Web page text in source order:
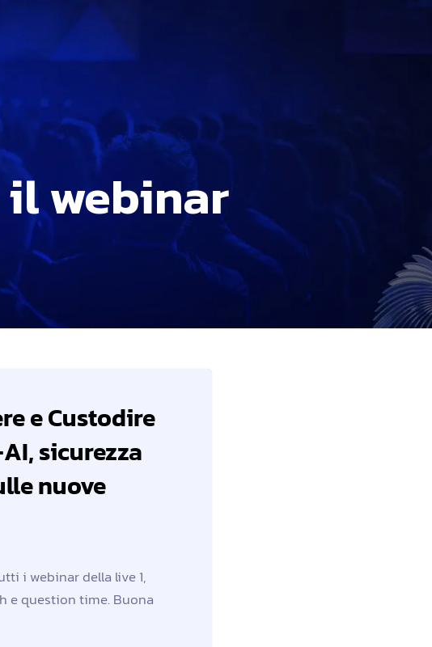
webinar
e Custodire
sicurezza
nuove
i webinar della live 1,
e question time. Buona